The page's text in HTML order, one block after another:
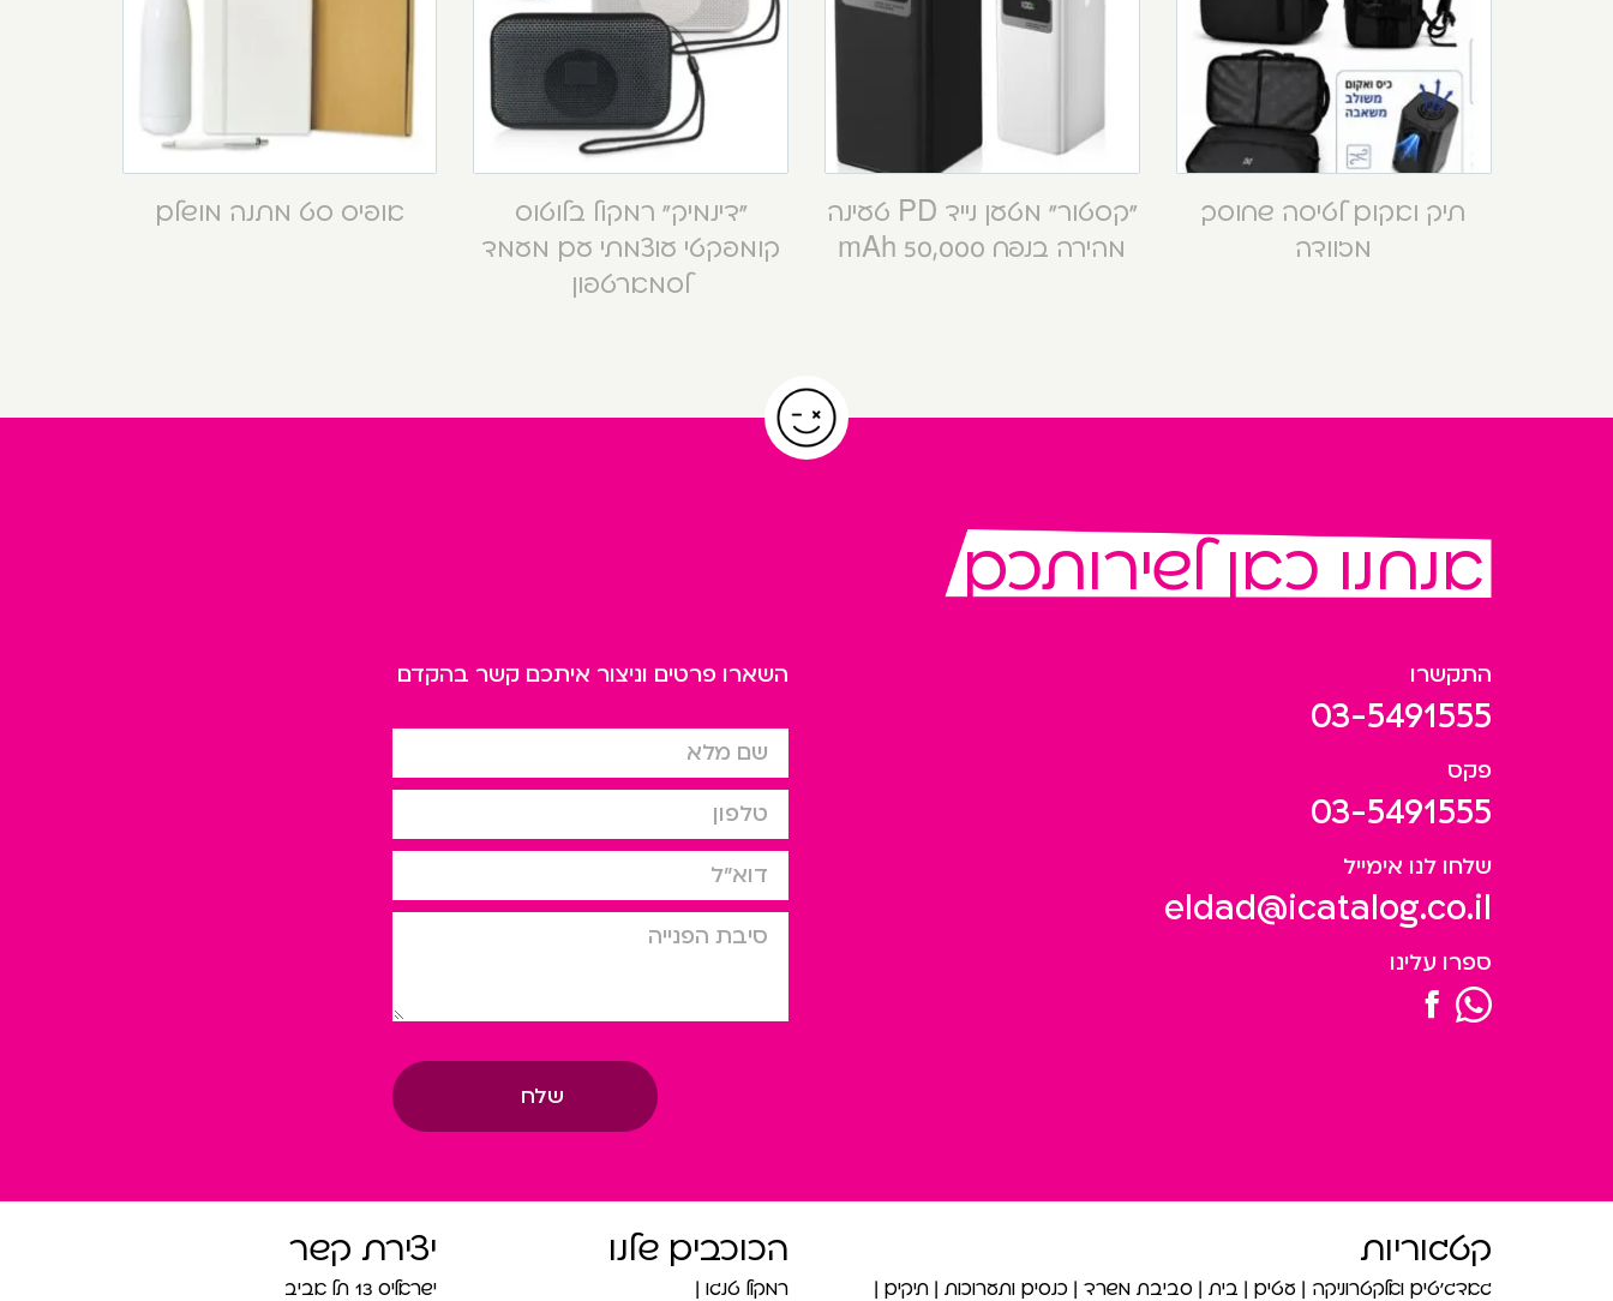
תיק ואקום לטיסה שחוסך
מזוודה
“קסטור” מטען נייד PD טעינה
מהירה בנפח 50,000 mAh
“דינמיק” רמקול בלוטוס
קומפקטי עוצמתי עם מעמד
לסמארטפון
אופיס סט מתנה מושלם
אנחנו כאן לשירותכם
התקשרו
03-5491555
פקס
03-5491555
שלחו לנו אימייל
eldad@icatalog.co.il
ספרו עלינו
השארו פרטים וניצור איתכם קשר בהקדם
שם מלא
טלפון
דוא”ל
סיבת הפניה
שלח
קטגוריות
גאדג’טים ואלקטרוניקה עטים בית סביבת משרד כנסים ותערוכות תיקים
הכוכבים שלנו
רמקול טנגו
יצירת קשר
ישראליס 13 תל אביב